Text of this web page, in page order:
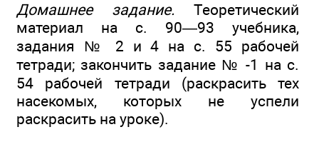
Домашнее задание. Теоретический
материал на с. 90—93 учебника,
задания № 2 и 4 на с. 55 рабочей
тетради; закончить задание № -1 на с.
54 рабочей тетради (раскрасить тех
насекомых, которых не успели
раскрасить на уроке).